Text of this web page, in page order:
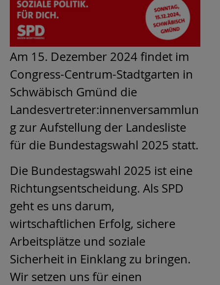
Am 15. Dezember 2024 findet im
Congress-Centrum-Stadtgarten in
Schwäbisch Gmünd die
Landesvertreter:innenversammlun
g zur Aufstellung der Landesliste
für die Bundestagswahl 2025 statt.
Die Bundestagswahl 2025 ist eine
Richtungsentscheidung. Als SPD
geht es uns darum,
wirtschaftlichen Erfolg, sichere
Arbeitsplätze und soziale
Sicherheit in Einklang zu bringen.
Wir setzen uns für einen